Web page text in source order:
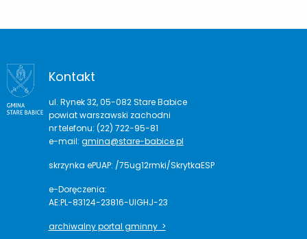
Kontakt
ul. Rynek 32, 05-082 Stare Babice
powiat warszawski zachodni
nr telefonu: (22) 722-95-81
e-mail: gmina@stare-babice.pl
skrzynka ePUAP: /75ug12rmki/SkrytkaESP
e-Doręczenia:
AE:PL-83124-23816-UIGHJ-23
archiwalny portal gminny >